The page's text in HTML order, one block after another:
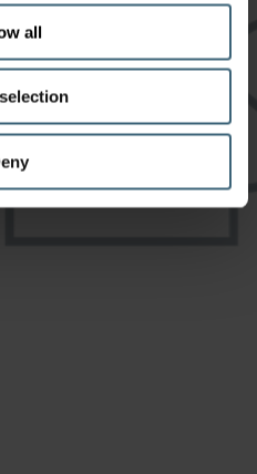
all